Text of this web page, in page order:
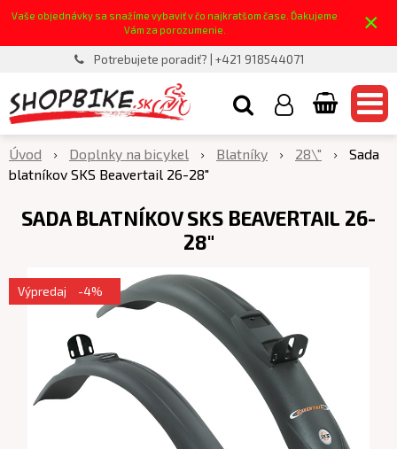
Vaše objednávky sa snažíme vybaviť v čo najkratšom čase. Ďakujeme
Vám za porozumenie.
×
Potrebujete poradiť? | +421 918544071
Úvod Doplnky na bicykel Blatníky 28\"
Sada
blatníkov SKS Beavertail 26-28"
SADA BLATNÍKOV SKS BEAVERTAIL 26-
28"
Výpredaj -4%